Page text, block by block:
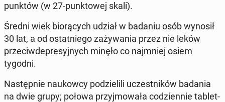
punktów (w 27-punk­to­wej skali).
Średni wiek bio­rą­cych udział w badaniu osób wynosił
30 lat, a od ostat­nie­go za­ży­wa­nia przez nie leków
prze­ciw­de­pre­syj­nych minęło co naj­mniej osiem
tygodni.
Na­stęp­nie na­ukow­cy po­dzie­li­li uczest­ni­ków badania
na dwie grupy; połowa przyj­mo­wa­ła co­dzien­nie ta­blet­